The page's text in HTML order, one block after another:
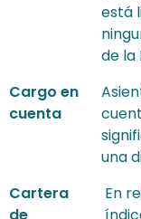
está
de la
Cargo en
cuenta
una
Cartera
En